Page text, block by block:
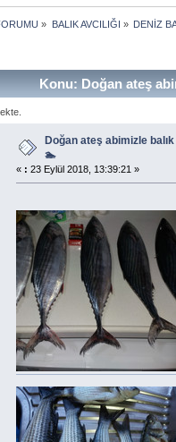
» BALIK AVCILIĞI » DENİZ
Konu: Doğan ateş
Doğan ateş abimizle
🏊
« : 23 Eylül 2018, 13:39:21 »